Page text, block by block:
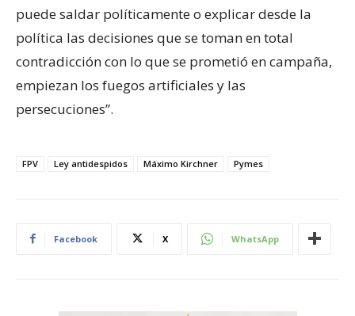
puede saldar políticamente o explicar desde la
política las decisiones que se toman en total
contradicción con lo que se prometió en campaña,
empiezan los fuegos artificiales y las
persecuciones”.
FPV Ley antidespidos Máximo Kirchner Pymes
Facebook X WhatsApp